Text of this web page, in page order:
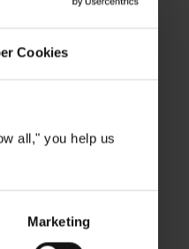
Cookies
all," you help us
Marketing